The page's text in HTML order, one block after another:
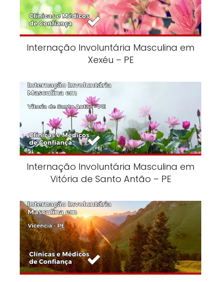
Internação Involuntária Masculina em
Xexéu – PE
Internação Involuntária Masculina em
Vitória de Santo Antão – PE